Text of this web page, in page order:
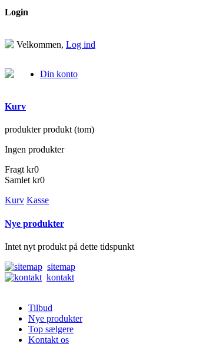
Login
Velkommen, Log ind
Din konto
Kurv
produkter produkt (tom)
Ingen produkter
Fragt kr0
Samlet kr0
Kurv Kasse
Nye produkter
Intet nyt produkt på dette tidspunkt
sitemap
kontakt
Tilbud
Nye produkter
Top sælgere
Kontakt os